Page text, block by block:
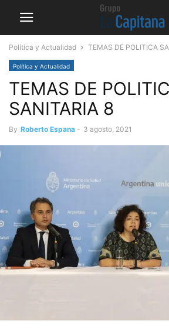
Política y Actualidad TEMAS DE POLITICA
Política y Actualidad
TEMAS DE
SANITARIA 8
By Roberto Espana - 3 agosto, 2021